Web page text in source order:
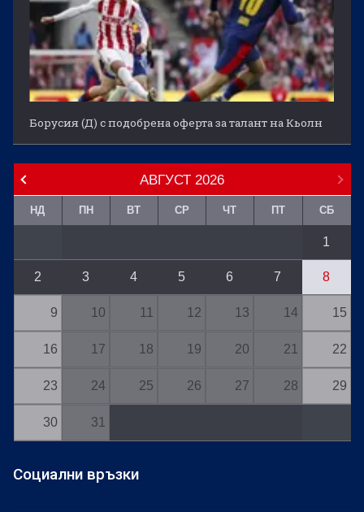
Борусия (Д) с подобрена оферта за талант на Кьолн
АВГУСТ 2026
НД ПН ВТ СР ЧТ ПТ СБ
1
2 3 4 5 6 7 8
9 10 11 12 13 14 15
16 17 18 19 20 21 22
23 24 25 26 27 28 29
30 31
Социални връзки